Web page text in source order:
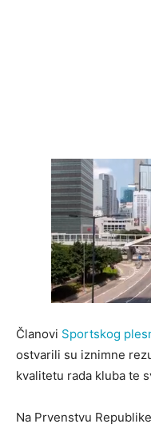
Članovi Sportskog
ostvarili su iznimne
kvalitetu rada kluba te
Na Prvenstvu